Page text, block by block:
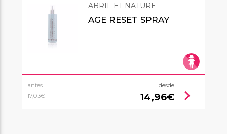
ABRIL ET NATURE
AGE RESET SPRAY
antes
17,03€
desde
14,96€ chevron_right